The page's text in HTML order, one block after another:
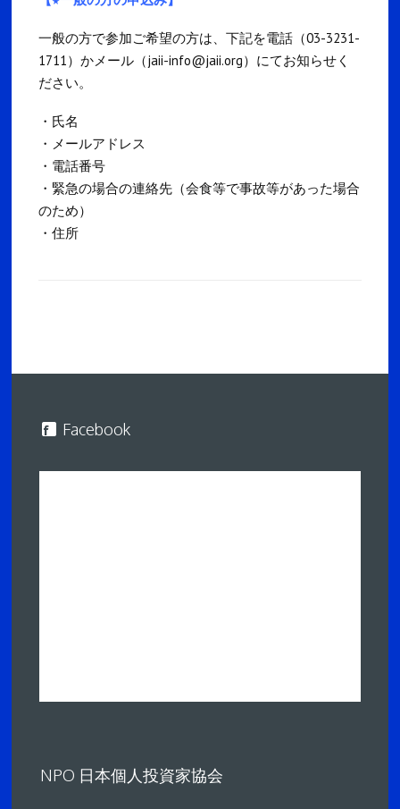
一般の方で参加ご希望の方は、下記を電話（03-3231-
1711）かメール（jaii-info@jaii.org）にてお知らせく
ださい。
・氏名
・メールアドレス
・電話番号
・緊急の場合の連絡先（会食等で事故等があった場合
のため）
・住所
Facebook
NPO 日本個人投資家協会